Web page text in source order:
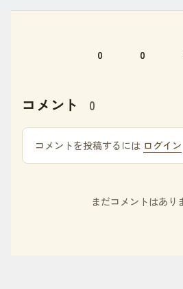
0 0
コメント 0
コメントを投稿するには ログイン
まだコメントはあり